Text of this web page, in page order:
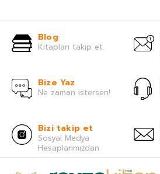
Blog
Kitapları takip et.
Bize Yaz
Ne zaman istersen!
Bizi takip et
Sosyal Medya
Hesaplarımızdan